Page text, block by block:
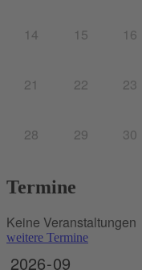
14 15 16
21 22 23
28 29 30
Termine
Keine Veranstaltungen
weitere Termine